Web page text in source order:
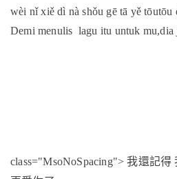
wèi nǐ xiě dì nà shǒu gē tā yě tōutōu
Demi menulis lagu itu untuk mu,dia
class="MsoNoSpacing">我還記得